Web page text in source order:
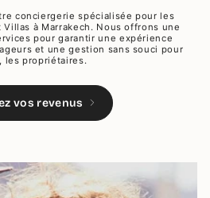
conciergerie spécialisée pour les
à Marrakech. Nous offrons une
pour garantir une expérience
et une gestion sans souci pour
les propriétaires.
vos revenus